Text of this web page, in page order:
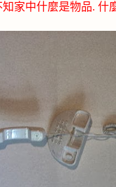
家中什麼是物品. 什